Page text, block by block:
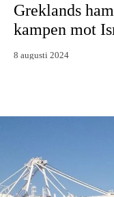
Greklands
kampen mot
8 augusti 2024